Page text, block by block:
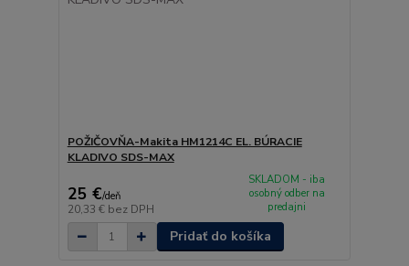
POŽIČOVŇA-Makita HM1214C EL. BÚRACIE
KLADIVO SDS-MAX
25 €/deň
20,33 € bez DPH
SKLADOM - iba
osobný odber na
predajni
Pridať do košíka